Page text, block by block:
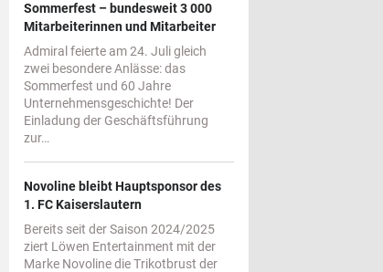
Sommerfest – bundesweit 3 000
Mitarbeiterinnen und Mitarbeiter
Admiral feierte am 24. Juli gleich
zwei besondere Anlässe: das
Sommerfest und 60 Jahre
Unternehmensgeschichte! Der
Einladung der Geschäftsführung
zur…
Novoline bleibt Hauptsponsor des
1. FC Kaiserslautern
Bereits seit der Saison 2024/2025
ziert Löwen Entertainment mit der
Marke Novoline die Trikotbrust der